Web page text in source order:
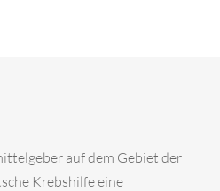
auf dem Gebiet der
Krebshilfe eine